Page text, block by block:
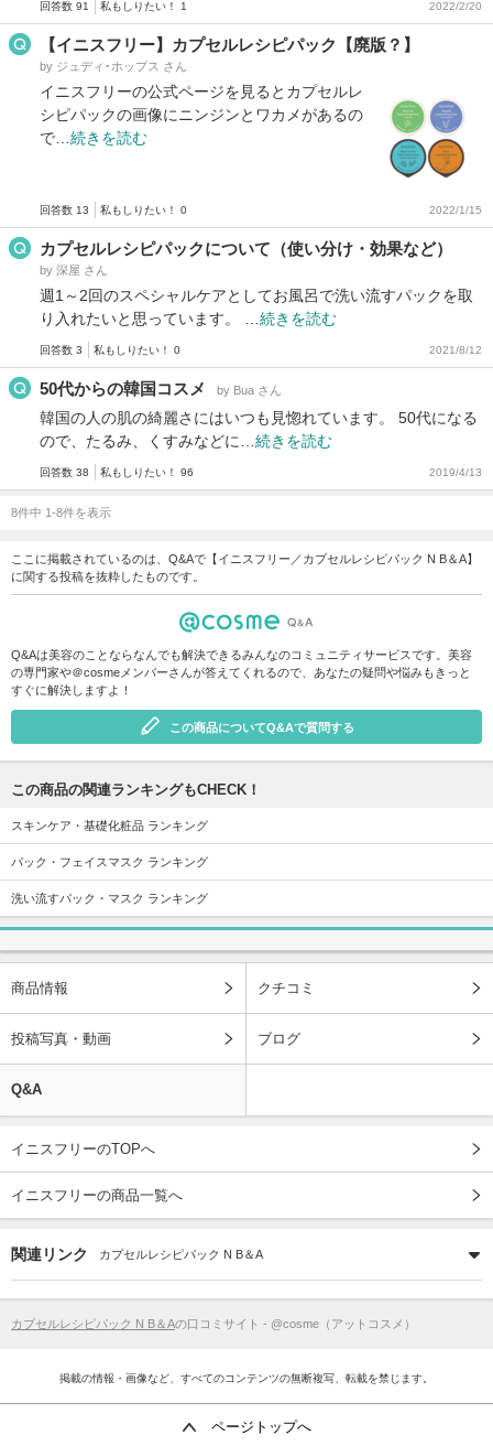
回答数 91 私もしりたい！ 1 2022/2/20
【イニスフリー】カプセルレシピパック【廃版？】
by ジュディ･ホップス さん
イニスフリーの公式ページを見るとカプセルレ
シピパックの画像にニンジンとワカメがあるの
で… 続きを読む
回答数 13 私もしりたい！ 0 2022/1/15
カプセルレシピパックについて（使い分け・効果など）
by 深屋 さん
週1～2回のスペシャルケアとしてお風呂で洗い流すパックを取
り入れたいと思っています。 … 続きを読む
回答数 3 私もしりたい！ 0 2021/8/12
50代からの韓国コスメ by Bua さん
韓国の人の肌の綺麗さにはいつも見惚れています。 50代になる
ので、たるみ、くすみなどに… 続きを読む
回答数 38 私もしりたい！ 96 2019/4/13
8件中 1-8件を表示
ここに掲載されているのは、Q&Aで【イニスフリー／カプセルレシピパック N B＆A】
に関する投稿を抜粋したものです。
Q&Aは美容のことならなんでも解決できるみんなのコミュニティサービスです。美容
の専門家や＠cosmeメンバーさんが答えてくれるので、あなたの疑問や悩みもきっと
すぐに解決しますよ！
この商品についてQ&Aで質問する
この商品の関連ランキングもCHECK！
スキンケア・基礎化粧品 ランキング
パック・フェイスマスク ランキング
洗い流すパック・マスク ランキング
商品情報 クチコミ
投稿写真・動画 ブログ
Q&A
イニスフリーのTOPへ
イニスフリーの商品一覧へ
関連リンク カプセルレシピパック N B＆A
カプセルレシピパック N B＆Aの口コミサイト - @cosme（アットコスメ）
掲載の情報・画像など、すべてのコンテンツの無断複写、転載を禁じます。
ページトップへ